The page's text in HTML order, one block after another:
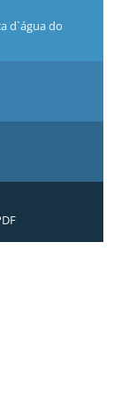
d`água do